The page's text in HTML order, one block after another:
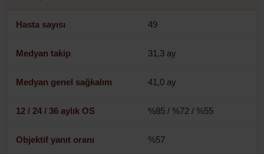
Hasta sayısı 49
Medyan takip 31,3 ay
Medyan genel sağkalım 41,0 ay
12 / 24 / 36 aylık OS %85 / %72 / %55
Objektif yanıt oranı %57